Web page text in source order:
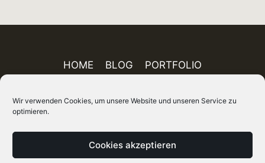
Wir verwenden Cookies, um unsere Website und unseren Service zu
optimieren.
Cookies akzeptieren
HOME BLOG
PORTFOLIO
ÜBER MICH
DATENSCHUTZ
AGB SITEMAP